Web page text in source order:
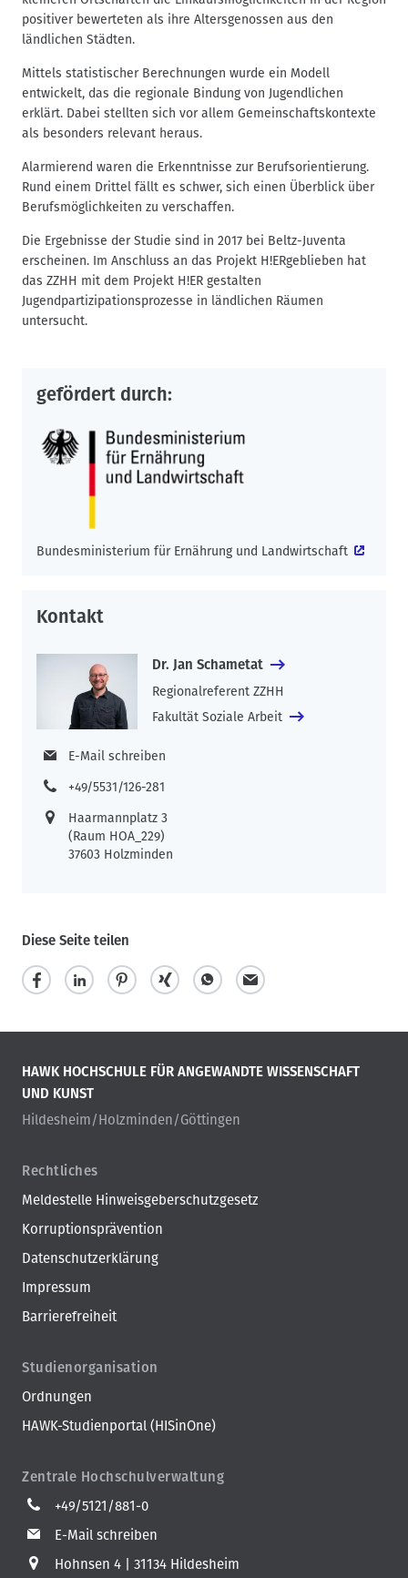
positiver bewerteten als ihre Altersgenossen aus den
ländlichen Städten.
Mittels statistischer Berechnungen wurde ein Modell
entwickelt, das die regionale Bindung von Jugendlichen
erklärt. Dabei stellten sich vor allem Gemeinschaftskontexte
als besonders relevant heraus.
Alarmierend waren die Erkenntnisse zur Berufsorientierung.
Rund einem Drittel fällt es schwer, sich einen Überblick über
Berufsmöglichkeiten zu verschaffen.
Die Ergebnisse der Studie sind in 2017 bei Beltz-Juventa
erscheinen. Im Anschluss an das Projekt H!ERgeblieben hat
das ZZHH mit dem Projekt H!ER gestalten
Jugendpartizipationsprozesse in ländlichen Räumen
untersucht.
gefördert durch:
Bundesministerium für Ernährung und Landwirtschaft
Kontakt
Dr. Jan Schametat
Regionalreferent ZZHH
Fakultät Soziale Arbeit
E-Mail schreiben
+49/5531/126-281
Haarmannplatz 3
(Raum HOA_229)
37603 Holzminden
Diese Seite teilen
HAWK HOCHSCHULE FÜR ANGEWANDTE WISSENSCHAFT
UND KUNST
Hildesheim/Holzminden/Göttingen
Rechtliches
Meldestelle Hinweisgeberschutzgesetz
Korruptionsprävention
Datenschutzerklärung
Impressum
Barrierefreiheit
Studienorganisation
Ordnungen
HAWK-Studienportal (HISinOne)
Zentrale Hochschulverwaltung
+49/5121/881-0
E-Mail schreiben
Hohnsen 4
31134 Hildesheim